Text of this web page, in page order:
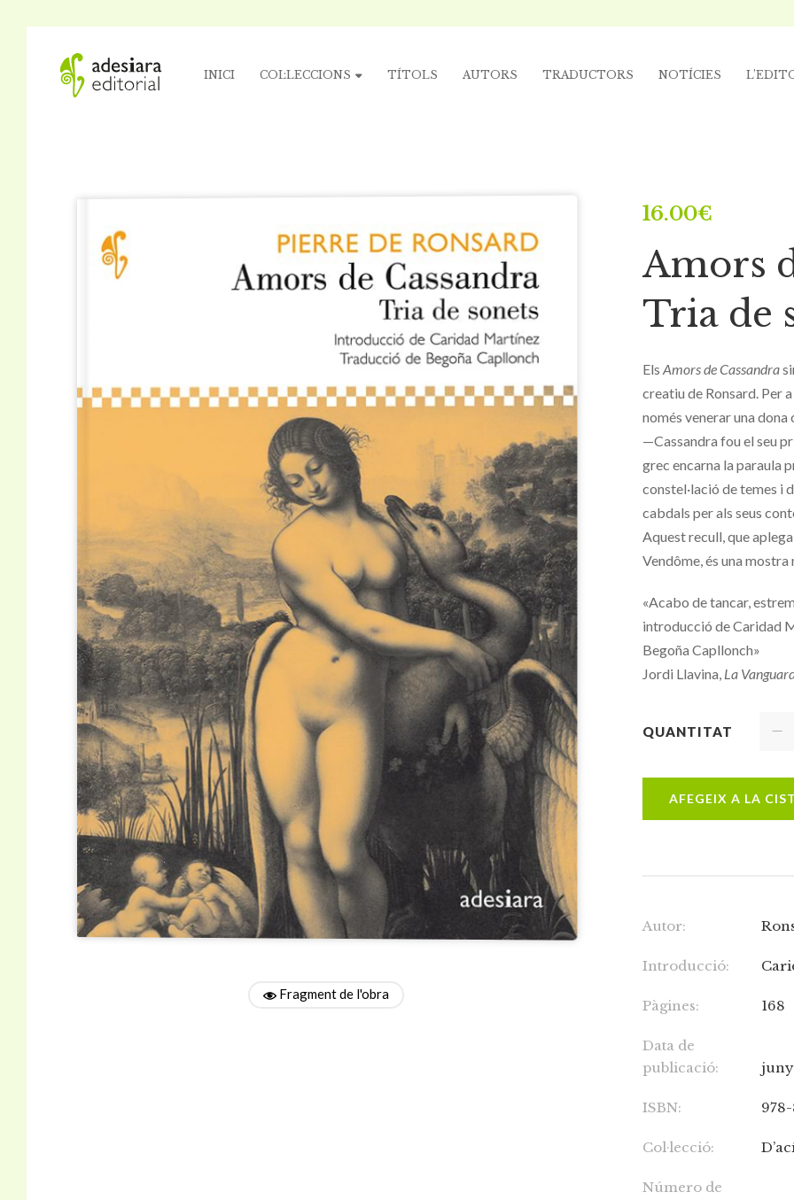
INICI COL·LECCIONS TÍTOLS AUTORS TRADUCTORS NOTÍCIES
Fragment de l'obra
16.00€
Amors
Tria de
ElsAmors de Cassandra
creatiu de Ronsard. Per
només venerar una
—Cassandra fou el seu
grec encarna la paraula
constel·lació de temes i
cabdals per als seus
Aquest recull, que
Vendôme, és una
«Acabo de tancar,
introducció de Caridad
Begoña Capllonch»
Jordi Llavina, La
QUANTITAT
AFEGEIX A LA
Autor:
Introducció:
Pàgines: 168
Data de
publicació:
ISBN:
Col·lecció:
Número de